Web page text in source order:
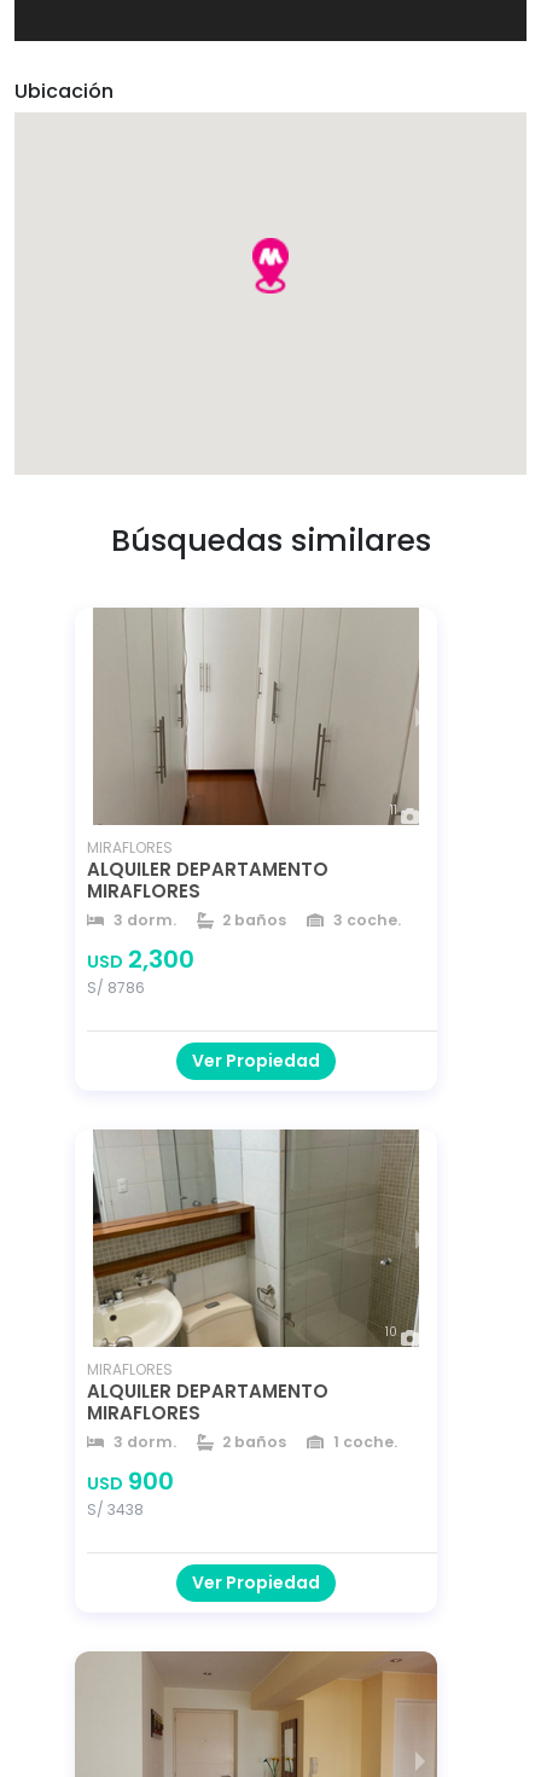
Ubicación
Búsquedas similares
11
MIRAFLORES
ALQUILER DEPARTAMENTO
MIRAFLORES
3 dorm. 2 baños
3 coche.
225 m²
USD 2,300
S/ 8786
Ver Propiedad
10
MIRAFLORES
ALQUILER DEPARTAMENTO
MIRAFLORES
3 dorm. 2 baños
1 coche.
85 m²
USD 900
S/ 3438
Ver Propiedad